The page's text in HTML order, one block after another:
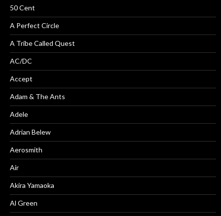
50 Cent
A Perfect Circle
A Tribe Called Quest
AC/DC
Accept
Adam & The Ants
Adele
Adrian Belew
Aerosmith
Air
Akira Yamaoka
Al Green